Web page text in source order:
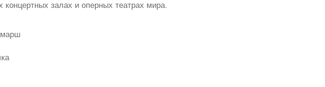
залах и оперных театрах мира.
марш